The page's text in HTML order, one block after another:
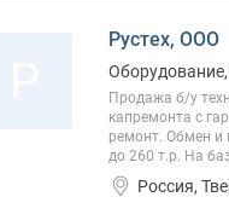
Рустех, ООО
Продажа б/у
капремонта с
ремонт. Обмен и
до 260 т.р. На
Россия,